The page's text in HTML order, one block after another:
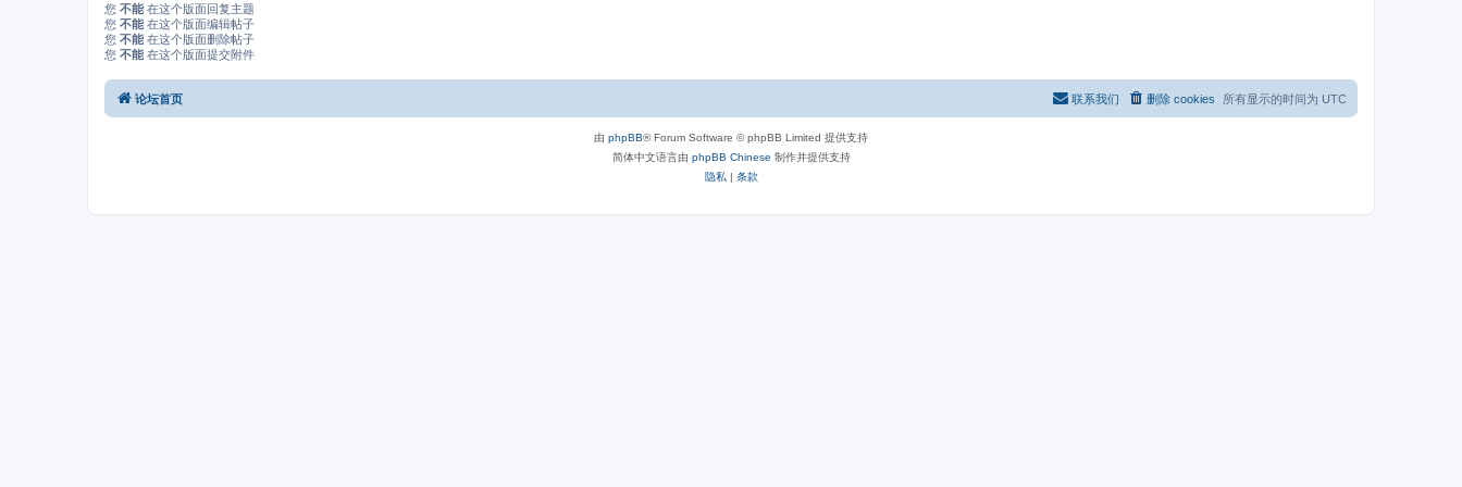
您 不能 在这个版面回复主题
您 不能 在这个版面编辑帖子
您 不能 在这个版面删除帖子
您 不能 在这个版面提交附件
论坛首页 所有显示的时间为 UTC
删除 cookies
联系我们
由 phpBB® Forum Software © phpBB Limited 提供支持
简体中文语言由 phpBB Chinese 制作并提供支持
隐私 | 条款